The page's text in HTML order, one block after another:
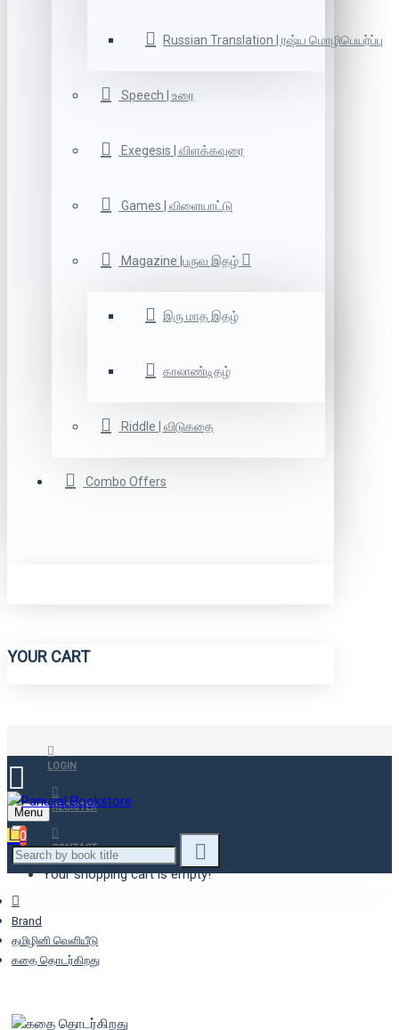
Russian Translation | ரஷ்ய மொழிபெயர்ப்பு
Speech | உரை
Exegesis | விளக்கவுரை
Games | விளையாட்டு
Magazine |பருவ இதழ்
இரு மாத இதழ்
காலாண்டிதழ்
Riddle | விடுகதை
Combo Offers
YOUR CART
LOGIN
REGISTER
CONTACT
Menu
0
Your shopping cart is empty!
Brand
தமிழினி வெளியீடு
கதை தொடர்கிறது